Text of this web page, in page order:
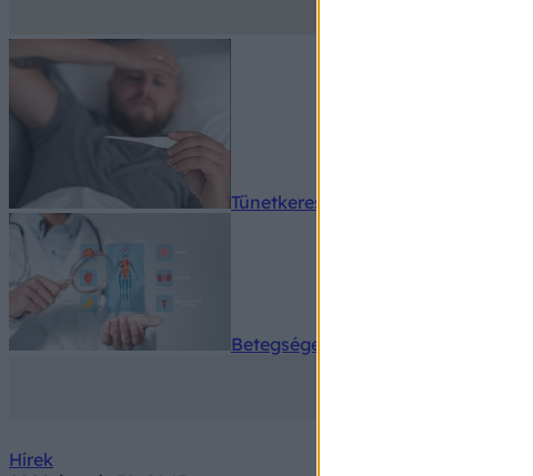
Tünetkereső
Betegségek A-Z
Hírek